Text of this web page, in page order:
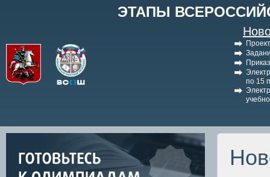
ЭТАПЫ
по 15